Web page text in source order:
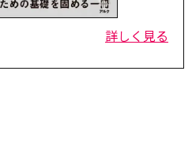
詳しく見る